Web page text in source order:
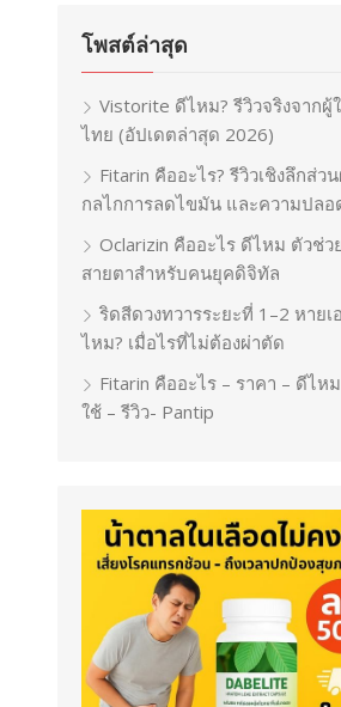
โพสต์ล่าสุด
Vistorite ดีไหม? รีวิวจริงจากผู้
ไทย (อัปเดตล่าสุด 2026)
Fitarin คืออะไร? รีวิวเชิงลึกส่ว
กลไกการลดไขมัน และความปลอ
Oclarizin คืออะไร ดีไหม ตัวช่ว
สายตาสำหรับคนยุคดิจิทัล
ริดสีดวงทวารระยะที่ 1–2 หายเ
ไหม? เมื่อไรที่ไม่ต้องผ่าตัด
Fitarin คืออะไร – ราคา – ดีไห
ใช้ – รีวิว- Pantip